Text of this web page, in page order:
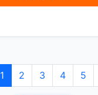
1 2 3 4 5